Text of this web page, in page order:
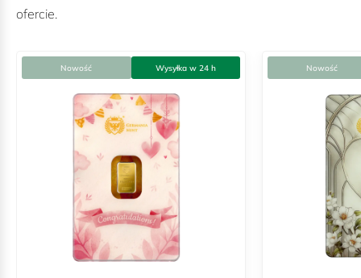
ofercie.
Wysyłka w 24 h
Nowość Nowość